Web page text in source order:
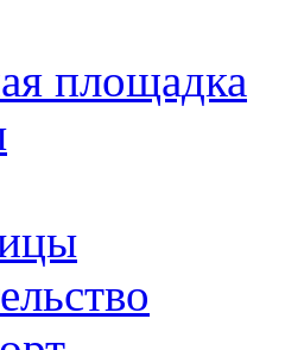
площадка